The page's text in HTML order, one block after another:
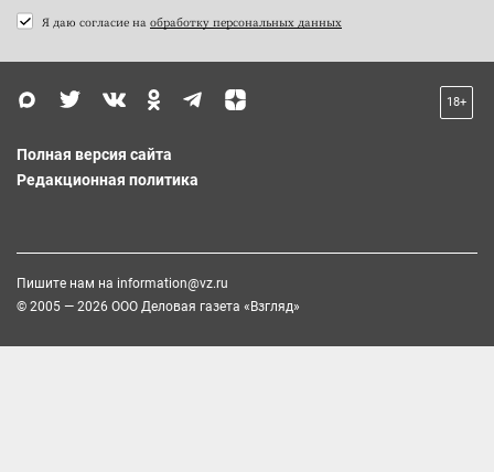
Я даю согласие на обработку персональных данных
18+
Полная версия сайта
Редакционная политика
Пишите нам на information@vz.ru
© 2005 — 2026 ООО Деловая газета «Взгляд»